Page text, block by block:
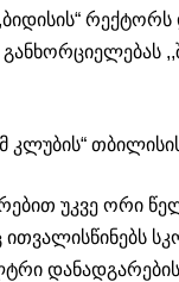
უკვე ორი